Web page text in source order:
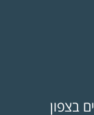
בצפון